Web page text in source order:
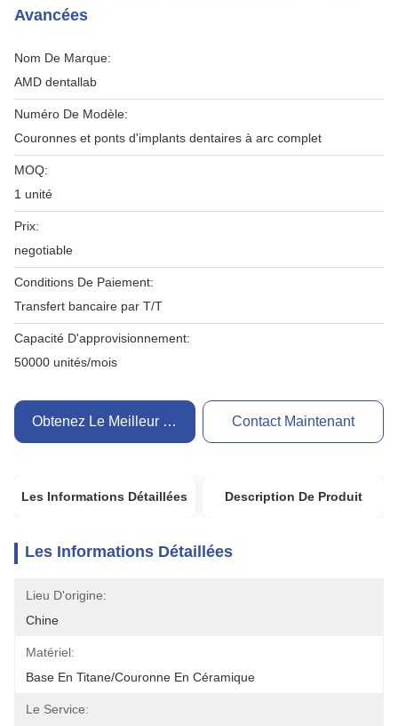
Avancées
Nom De Marque:
AMD dentallab
Numéro De Modèle:
Couronnes et ponts d'implants dentaires à arc complet
MOQ:
1 unité
Prix:
negotiable
Conditions De Paiement:
Transfert bancaire par T/T
Capacité D'approvisionnement:
50000 unités/mois
Obtenez Le Meilleur Prix Contact Maintenant
Les Informations Détaillées Description De Produit
Les Informations Détaillées
Lieu D'origine:
Chine
Matériel:
Base En Titane/couronne En Céramique
Le Service: